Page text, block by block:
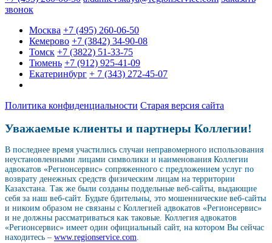
звонок
Москва +7 (495) 260-06-50
Кемерово +7 (3842) 34-90-08
Томск +7 (3822) 51-33-75
Тюмень +7 (912) 925-41-09
Екатеринбург + 7 (343) 272-45-07
Политика конфиденциальности Старая версия сайта
Уважаемые клиенты и партнеры Коллегии!
В последнее время участились случаи неправомерного использования
неустановленными лицами символики и наименования Коллегии
адвокатов «Регионсервис» сопряженного с предложением услуг по
возврату денежных средств физическим лицам на территории
Казахстана. Так же были созданы поддельные веб-сайты, выдающие
себя за наш веб-сайт. Будьте бдительны, это мошеннические веб-сайты
и никоим образом не связаны с Коллегией адвокатов «Регионсервис»
и не должны рассматриваться как таковые. Коллегия адвокатов
«Регионсервис» имеет один официальный сайт, на котором Вы сейчас
находитесь – www.regionservice.com